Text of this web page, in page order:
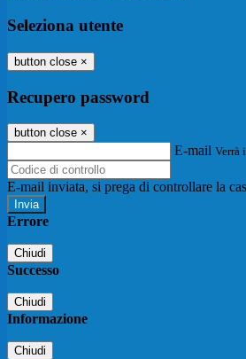
Seleziona utente
button close ×
Recupero password
button close ×
E-mail Verrà
E-mail inviata, si prega di controllare la
Errore
Chiudi
Successo
Chiudi
Informazione
Chiudi